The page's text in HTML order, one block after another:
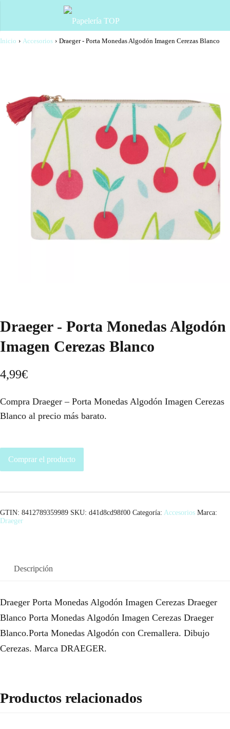
Inicio › Accesorios › Draeger - Porta Monedas Algodón Imagen Cerezas Blanco
Draeger - Porta Monedas Algodón
Imagen Cerezas Blanco
4,99€
Compra Draeger – Porta Monedas Algodón Imagen Cerezas
Blanco al precio más barato.
Comprar el producto
GTIN: 8412789359989 SKU: d41d8cd98f00 Categoría: Accesorios Marca:
Draeger
Descripción
Draeger Porta Monedas Algodón Imagen Cerezas Draeger
Blanco Porta Monedas Algodón Imagen Cerezas Draeger
Blanco.Porta Monedas Algodón con Cremallera. Dibujo
Cerezas. Marca DRAEGER.
Productos relacionados